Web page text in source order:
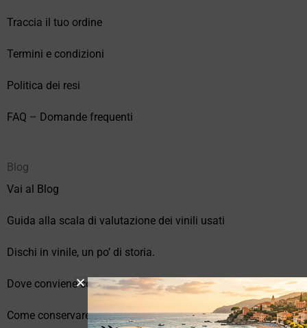
Traccia il tuo ordine
Termini e condizioni
Politica dei resi
FAQ – Domande frequenti
Blog
Vai al Blog
Guida alla scala di valutazione dei vinili usati
Dischi in vinile, un po’ di storia.
Dove conviene comprare vinili online?
Come conservare correttamente i vinili usati